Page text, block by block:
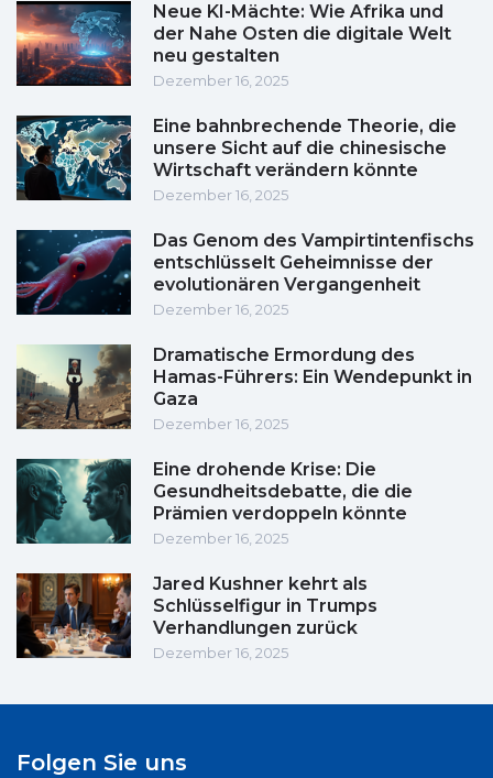
Neue KI-Mächte: Wie Afrika und
der Nahe Osten die digitale Welt
neu gestalten
Dezember 16, 2025
Eine bahnbrechende Theorie, die
unsere Sicht auf die chinesische
Wirtschaft verändern könnte
Dezember 16, 2025
Das Genom des Vampirtintenfischs
entschlüsselt Geheimnisse der
evolutionären Vergangenheit
Dezember 16, 2025
Dramatische Ermordung des
Hamas-Führers: Ein Wendepunkt in
Gaza
Dezember 16, 2025
Eine drohende Krise: Die
Gesundheitsdebatte, die die
Prämien verdoppeln könnte
Dezember 16, 2025
Jared Kushner kehrt als
Schlüsselfigur in Trumps
Verhandlungen zurück
Dezember 16, 2025
Folgen Sie uns